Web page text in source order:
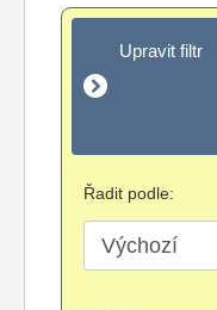
Upravit filtr
Upravit filtr
Řadit podle: